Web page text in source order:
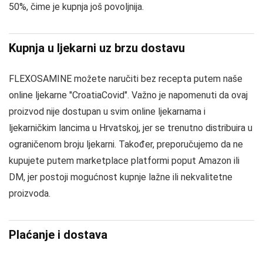
50%, čime je kupnja još povoljnija.
Kupnja u ljekarni uz brzu dostavu
FLEXOSAMINE možete naručiti bez recepta putem naše
online ljekarne "CroatiaCovid". Važno je napomenuti da ovaj
proizvod nije dostupan u svim online ljekarnama i
ljekarničkim lancima u Hrvatskoj, jer se trenutno distribuira u
ograničenom broju ljekarni. Također, preporučujemo da ne
kupujete putem marketplace platformi poput Amazon ili
DM, jer postoji mogućnost kupnje lažne ili nekvalitetne
proizvoda.
Plaćanje i dostava